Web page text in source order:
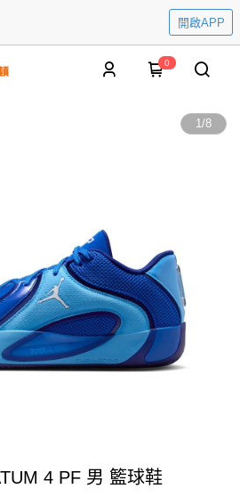
開啟APP
0
1/8
4 PF 男 籃球鞋